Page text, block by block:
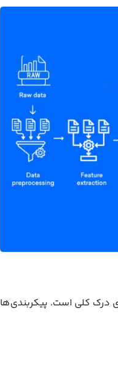
درک کلی است. پیکربندی‌ها